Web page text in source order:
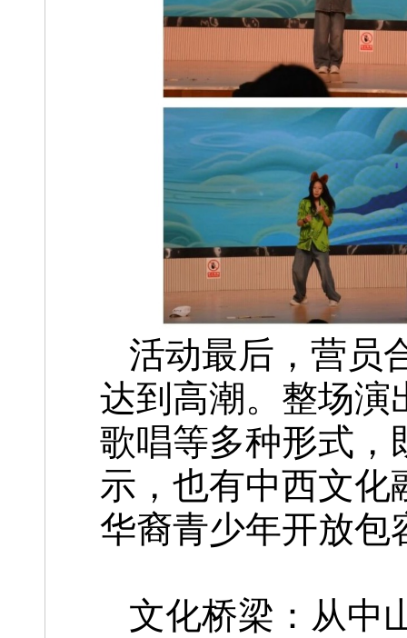
活动最后，营员
达到高潮。整场演
歌唱等多种形式，
示，也有中西文化
华裔青少年开放包
文化桥梁：从中